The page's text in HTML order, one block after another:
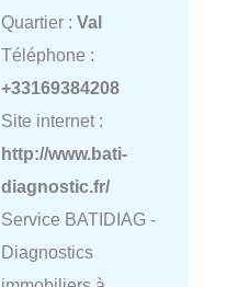
Quartier : Val
Téléphone :
+33169384208
Site internet :
http://www.bati-
diagnostic.fr/
Service BATIDIAG -
Diagnostics